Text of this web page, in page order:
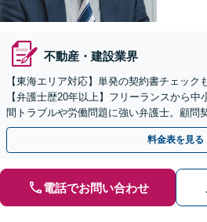
不動産・建設業界
【東海エリア対応】単発の契約書チェック
【弁護士歴20年以上】フリーランスから
間トラブルや労働問題に強い弁護士。顧問
も豊富です。【夜間・休日面談可】【完全
料金表を見る
電話でお問い合わせ